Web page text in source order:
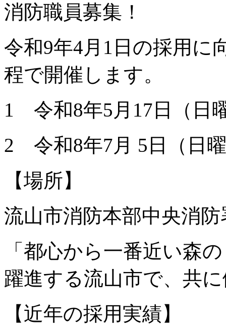
消防職員募集！
令和9年4月1日の採用に
程で開催します。
1 令和8年5月17日（日
2 令和8年7月 5日（日
【場所】
流山市消防本部中央消
「都心から一番近い森
躍進する流山市で、共
【近年の採用実績】